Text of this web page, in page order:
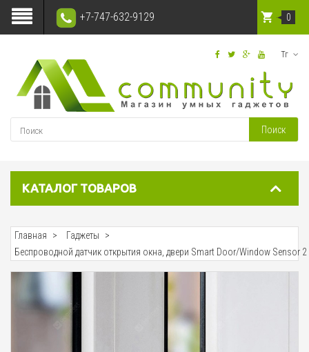
+7-747-632-9129
Тг
Поиск
0
КАТАЛОГ ТОВАРОВ
Главная
Гаджеты
Беспроводной датчик открытия окна, двери Smart Door/Window Sensor 2